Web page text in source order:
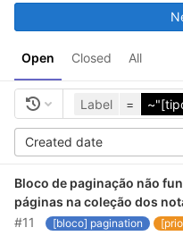
Open Closed All
Label =
Created date
Bloco de paginação não
páginas na coleção dos
#11
[bloco] pagination